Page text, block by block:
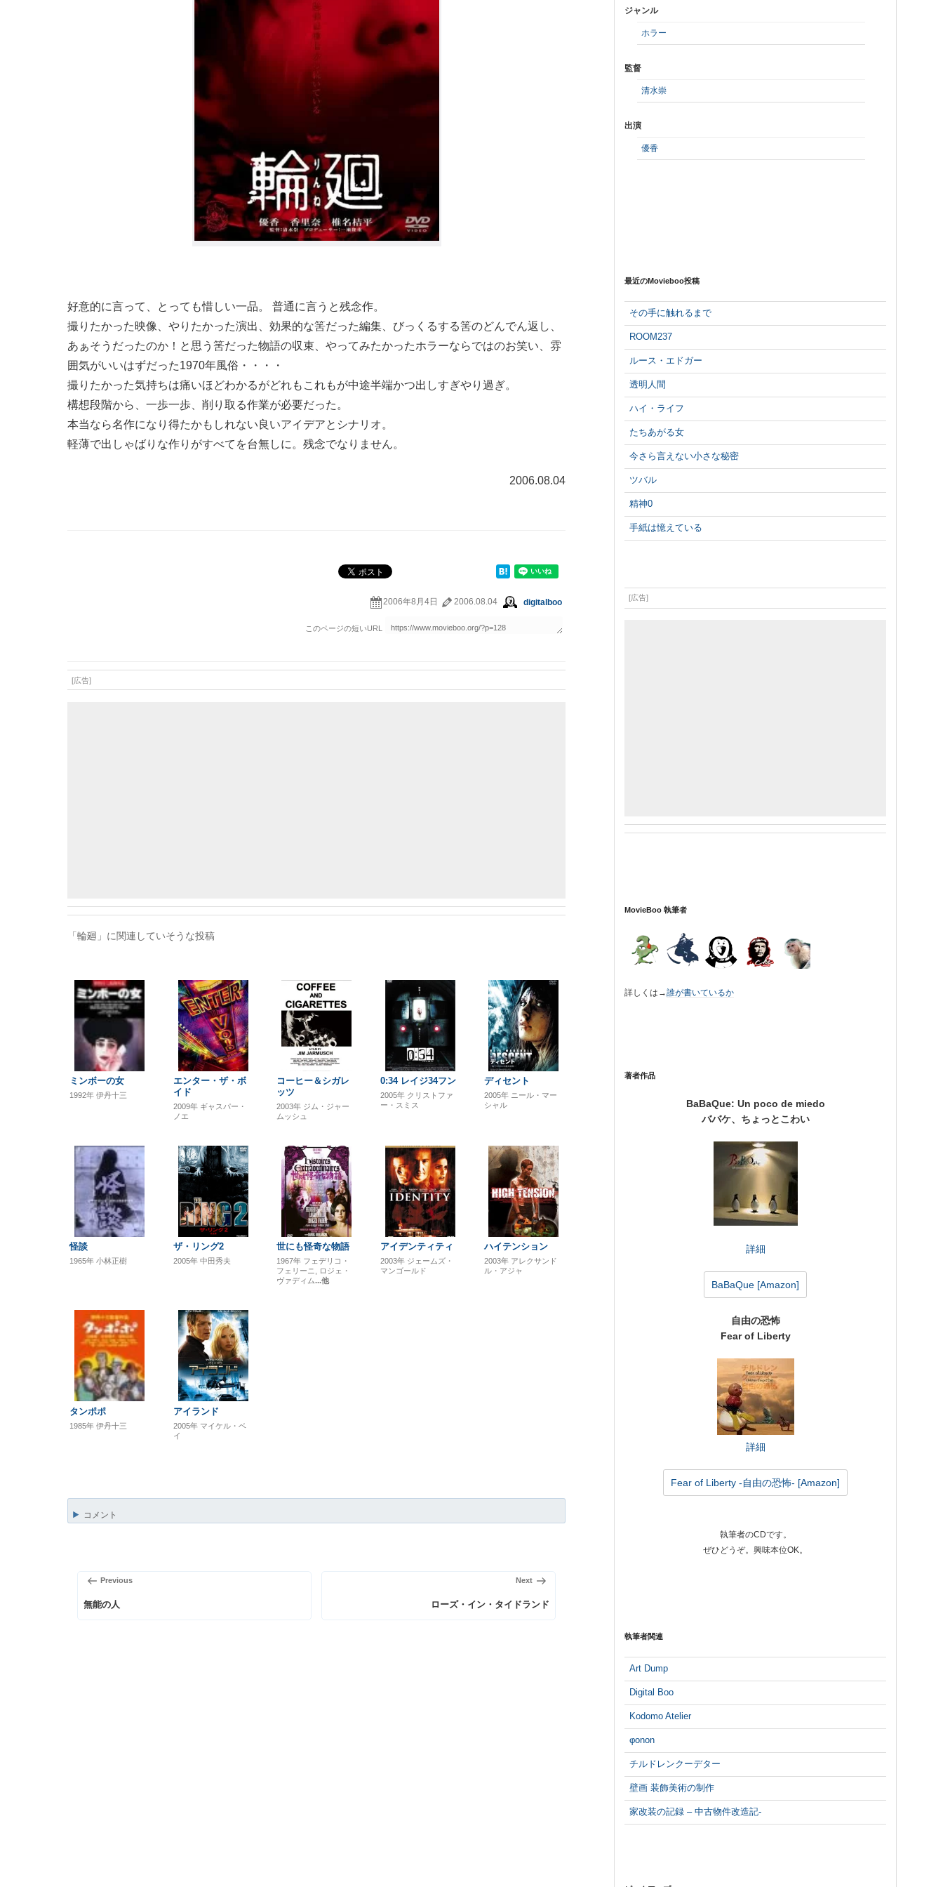
好意的に言って、とっても惜しい一品。 普通に言うと残念作。
撮りたかった映像、やりたかった演出、効果的な筈だった編集、びっくるする筈のどんでん返し、
あぁそうだったのか！と思う筈だった物語の収束、やってみたかったホラーならではのお笑い、雰
囲気がいいはずだった1970年風俗・・・・
撮りたかった気持ちは痛いほどわかるがどれもこれもが中途半端かつ出しすぎやり過ぎ。
構想段階から、一歩一歩、削り取る作業が必要だった。
本当なら名作になり得たかもしれない良いアイデアとシナリオ。
軽薄で出しゃばりな作りがすべてを台無しに。残念でなりません。
2006.08.04
2006年8月4日 2006.08.04 digitalboo
[広告]
「輪廻」に関連していそうな投稿
ミンボーの女
1992年伊丹十三
エンター・ザ・ボ
イド
2009年 ギャスパー・
ノエ
コーヒー＆シガレ
ッツ
2003年 ジム・ジャー
ムッシュ
0:34 レイジ34フン
2005年 クリストファ
ー・スミス
ディセント
2005年 ニール・マー
シャル
怪談
1965年小林正樹
ザ・リング2
2005年 中田秀夫
世にも怪奇な物語
1967年 フェデリコ・
フェリーニ
ロジェ・
ヴァディム...他
アイデンティティ
2003年 ジェームズ・
マンゴールド
ハイテンション
2003年 アレクサンド
ル・アジャ
タンポポ
1985年伊丹十三
アイランド
2005年 マイケル・ベ
イ
コメント
前
の
Previous
無能の人
Next
ローズ・イン・タイドランド
ジャンル
ホラー
監督
清水崇
出演
優香
最近のMovieboo投稿
その手に触れるまで
ROOM237
ルース・エドガー
透明人間
ハイ・ライフ
たちあがる女
今さら言えない小さな秘密
ツバル
精神0
手紙は憶えている
[広告]
MovieBoo 執筆者
詳しくは→誰が書いているか
著者作品
BaBaQue: Un poco de miedo
ババケ、ちょっとこわい
詳細
BaBaQue [Amazon]
自由の恐怖
Fear of Liberty
詳細
Fear of Liberty -自由の恐怖- [Amazon]
執筆者のCDです。
ぜひどうぞ。興味本位OK。
執筆者関連
Art Dump
Digital Boo
Kodomo Atelier
φonon
チルドレンクーデター
壁画 装飾美術の制作
家改装の記録 – 中古物件改造記-